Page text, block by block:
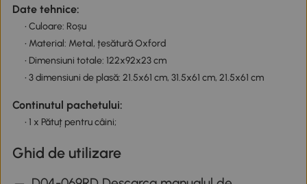
Date tehnice:
• Culoare: Roșu
• Material: Metal, țesătură Oxford
• Dimensiuni totale: 122x92x23 cm
• 3 dimensiuni de plasă: 21.5x61 cm, 31.5x61 cm, 21.5x61 cm
Continutul pachetului:
• 1 x Pătuț pentru câini;
Ghid de utilizare